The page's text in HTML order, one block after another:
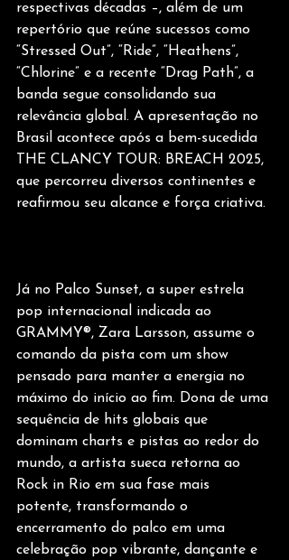
respectivas décadas –, além de um
repertório que reúne sucessos como
“Stressed Out”, “Ride”, “Heathens”,
“Chlorine” e a recente “Drag Path”, a
banda segue consolidando sua
relevância global. A apresentação no
Brasil acontece após a bem-sucedida
THE CLANCY TOUR: BREACH 2025,
que percorreu diversos continentes e
reafirmou seu alcance e força criativa.
Já no Palco Sunset, a super estrela
pop internacional indicada ao
GRAMMY®, Zara Larsson, assume o
comando da pista com um show
pensado para manter a energia no
máximo do início ao fim. Dona de uma
sequência de hits globais que
dominam charts e pistas ao redor do
mundo, a artista sueca retorna ao
Rock in Rio em sua fase mais
potente, transformando o
encerramento do palco em uma
celebração pop vibrante, dançante e